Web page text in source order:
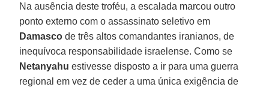
Na ausência deste troféu, a escalada marcou outro
ponto externo com o assassinato seletivo em
Damasco de três altos comandantes iranianos, de
inequívoca responsabilidade israelense. Como se
Netanyahu estivesse disposto a ir para uma guerra
regional em vez de ceder a uma única exigência de